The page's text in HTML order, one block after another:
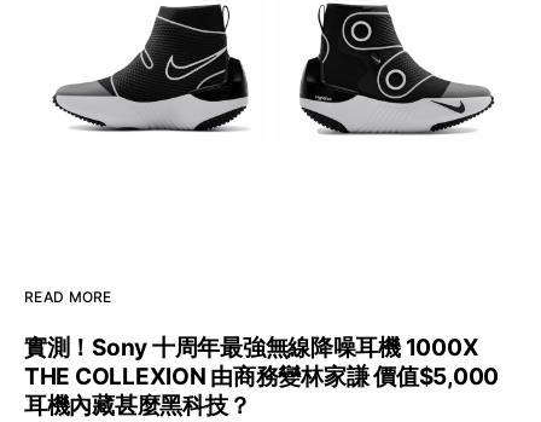
READ MORE
實測！Sony 十周年最強無線降噪耳機 1000X
THE COLLEXION 由商務變林家謙 價值$5,000
耳機內藏甚麼黑科技？